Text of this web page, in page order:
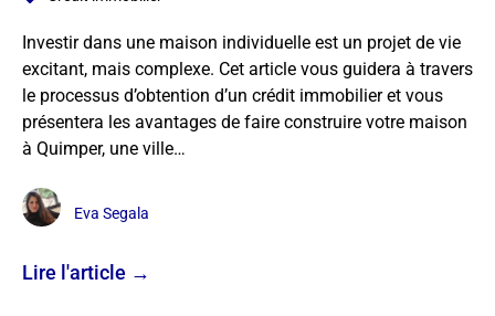
Investir dans une maison individuelle est un projet de vie
excitant, mais complexe. Cet article vous guidera à travers
le processus d’obtention d’un crédit immobilier et vous
présentera les avantages de faire construire votre maison
à Quimper, une ville…
Eva Segala
Lire l'article →